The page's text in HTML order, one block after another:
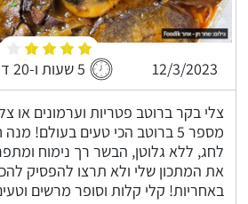
12/3/2023 5 שעות ו-20 דקות
צלי בקר ברוטב פטריות וערמונים או
מספר 5 ברוטב הכי טעים בעולם!
לחג, ללא גלוטן, הבשר רך נימוח
את המתכון שלי ולא תרצו להפסיק
באחריות! קלי קלות וסופר מרשים